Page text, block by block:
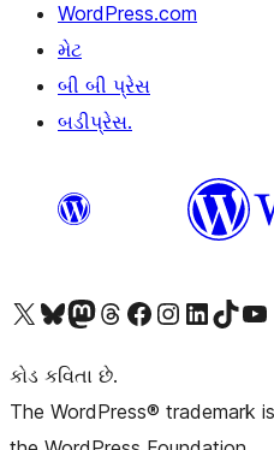
WordPress.com
મેટ
બી બી પ્રેસ
બડીપ્રેસ.
અમારા X (અગાઉ ટ્વિટર) એકાઉન્ટની મુલાકાત લોઅમારા Bluesky એકાઉન્ટની મુલાકાત લોઅમારા માસ્ટોડોન એકાઉન્ટની મુલાકાત લોઅમારા Threads એકાઉન્ટની મુલાકાત લો અમારા ફેસબુક પેજની મુલાકાત લોઅમારા ઇન્સ્ટાગ્રામ એકાઉન્ટની મુલાકાત લો અમારા LinkedIn એકાઉન્ટની મુલાકાત લોઅમારા TikTok એકાઉન્ટની મુલાકાત લોઅમારી YouTube ચેનલની મુલાકાત લો
કોડ કવિતા છે.
The WordPress® trademark